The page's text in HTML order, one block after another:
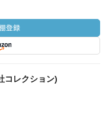
コレクション)